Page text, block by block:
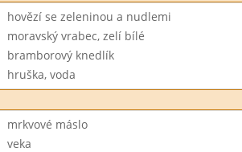
hovězí se zeleninou a nudlemi
moravský vrabec, zelí bílé
bramborový knedlík
hruška, voda
mrkvové máslo
veka